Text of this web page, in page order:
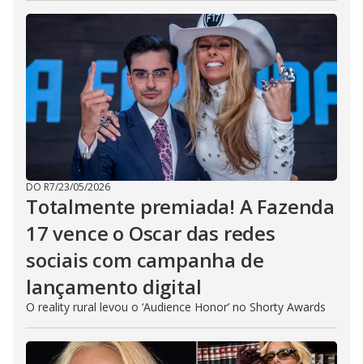
DO R7/23/05/2026
Totalmente premiada! A Fazenda
17 vence o Oscar das redes
sociais com campanha de
lançamento digital
O reality rural levou o ‘Audience Honor’ no Shorty Awards